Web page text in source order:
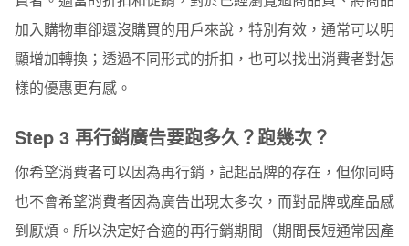
加入購物車卻還沒購買的用戶來說，特別有效，通常可以明
顯增加轉換；透過不同形式的折扣，也可以找出消費者對怎
樣的優惠更有感。
Step 3 再行銷廣告要跑多久？跑幾次？
你希望消費者可以因為再行銷，記起品牌的存在，但你同時
也不會希望消費者因為廣告出現太多次，而對品牌或產品感
到厭煩。所以決定好合適的再行銷期間（期間長短通常因產